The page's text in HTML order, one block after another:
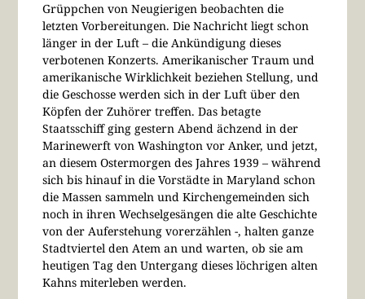
Grüppchen von Neugierigen beobachten die
letzten Vorbereitungen. Die Nachricht liegt schon
länger in der Luft – die Ankündigung dieses
verbotenen Konzerts. Amerikanischer Traum und
amerikanische Wirklichkeit beziehen Stellung, und
die Geschosse werden sich in der Luft über den
Köpfen der Zuhörer treffen. Das betagte
Staatsschiff ging gestern Abend ächzend in der
Marinewerft von Washington vor Anker, und jetzt,
an diesem Ostermorgen des Jahres 1939 – während
sich bis hinauf in die Vorstädte in Maryland schon
die Massen sammeln und Kirchengemeinden sich
noch in ihren Wechselgesängen die alte Geschichte
von der Auferstehung vorerzählen -, halten ganze
Stadtviertel den Atem an und warten, ob sie am
heutigen Tag den Untergang dieses löchrigen alten
Kahns miterleben werden.